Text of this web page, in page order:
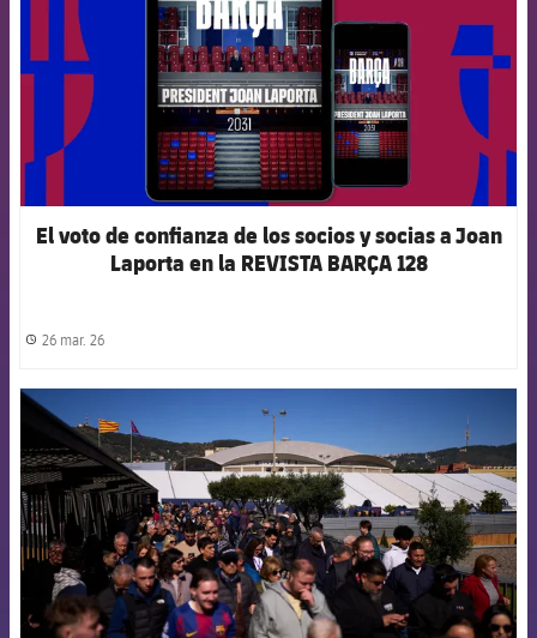
El voto de confianza de los socios y socias a Joan
Laporta en la REVISTA BARÇA 128
label.share.clock
26 mar. 26